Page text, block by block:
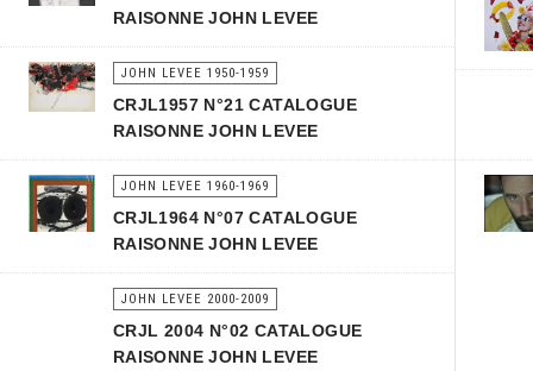
RAISONNE JOHN LEVEE
JOHN LEVEE 1950-1959
CRJL1957 N°21 CATALOGUE
RAISONNE JOHN LEVEE
JOHN LEVEE 1960-1969
CRJL1964 N°07 CATALOGUE
RAISONNE JOHN LEVEE
JOHN LEVEE 2000-2009
CRJL 2004 N°02 CATALOGUE
RAISONNE JOHN LEVEE